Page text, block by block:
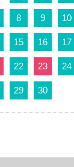
8 9 10
15 16 17
22 23 24
29 30